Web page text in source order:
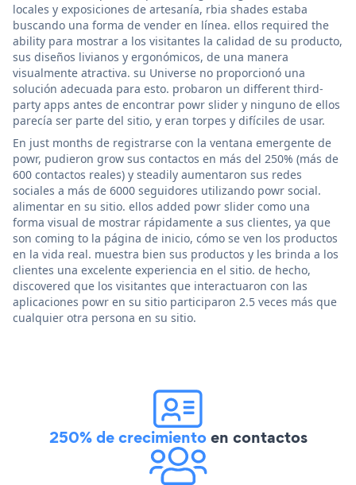
locales y exposiciones de artesanía, rbia shades estaba
buscando una forma de vender en línea. ellos required the
ability para mostrar a los visitantes la calidad de su producto,
sus diseños livianos y ergonómicos, de una manera
visualmente atractiva. su Universe no proporcionó una
solución adecuada para esto. probaron un different third-
party apps antes de encontrar powr slider y ninguno de ellos
parecía ser parte del sitio, y eran torpes y difíciles de usar.
En just months de registrarse con la ventana emergente de
powr, pudieron grow sus contactos en más del 250% (más de
600 contactos reales) y steadily aumentaron sus redes
sociales a más de 6000 seguidores utilizando powr social.
alimentar en su sitio. ellos added powr slider como una
forma visual de mostrar rápidamente a sus clientes, ya que
son coming to la página de inicio, cómo se ven los productos
en la vida real. muestra bien sus productos y les brinda a los
clientes una excelente experiencia en el sitio. de hecho,
discovered que los visitantes que interactuaron con las
aplicaciones powr en su sitio participaron 2.5 veces más que
cualquier otra persona en su sitio.
250% de crecimientoen contactos